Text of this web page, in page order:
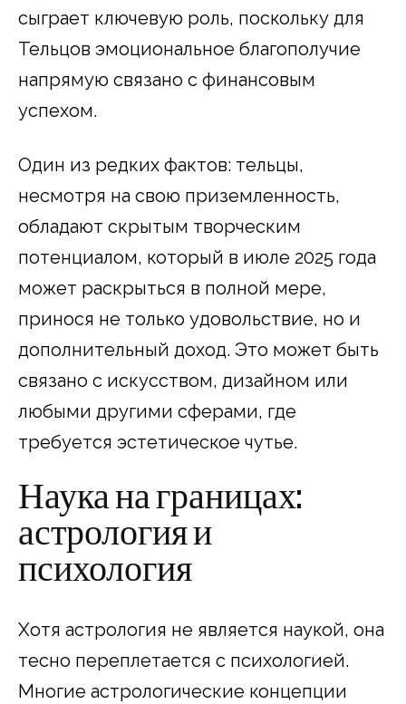
сыграет ключевую роль, поскольку для
Тельцов эмоциональное благополучие
напрямую связано с финансовым
успехом.
Один из редких фактов: тельцы,
несмотря на свою приземленность,
обладают скрытым творческим
потенциалом, который в июле 2025 года
может раскрыться в полной мере,
принося не только удовольствие, но и
дополнительный доход. Это может быть
связано с искусством, дизайном или
любыми другими сферами, где
требуется эстетическое чутье.
Наука на границах:
астрология и
психология
Хотя астрология не является наукой, она
тесно переплетается с психологией.
Многие астрологические концепции